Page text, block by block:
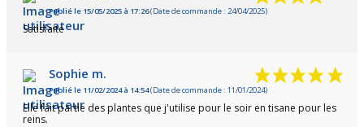
Publié le 15/05/2025 à 17:26(Date de commande : 24/04/2025)
Satisfaite
Sophie m.
Publié le 11/02/2024 à 14:54(Date de commande : 11/01/2024)
Elle fait partie des plantes que j'utilise pour le soir en tisane pour les
reins.